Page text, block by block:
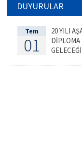
DUYURULAR
Tem
01
20 YILI